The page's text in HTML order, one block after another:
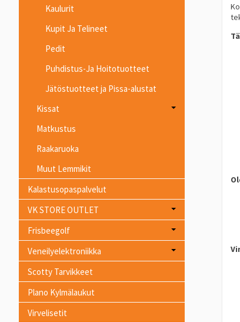
Kaulurit
Kupit Ja Telineet
Pedit
Puhdistus-Ja Hoitotuotteet
Jätöstuotteet ja Pissa-alustat
Kissat
Matkustus
Raakaruoka
Muut Lemmikit
Kalastusopaspalvelut
VK STORE OUTLET
Frisbeegolf
Veneilyelektroniikka
Scotty Tarvikkeet
Plano Kylmälaukut
Virvelisetit